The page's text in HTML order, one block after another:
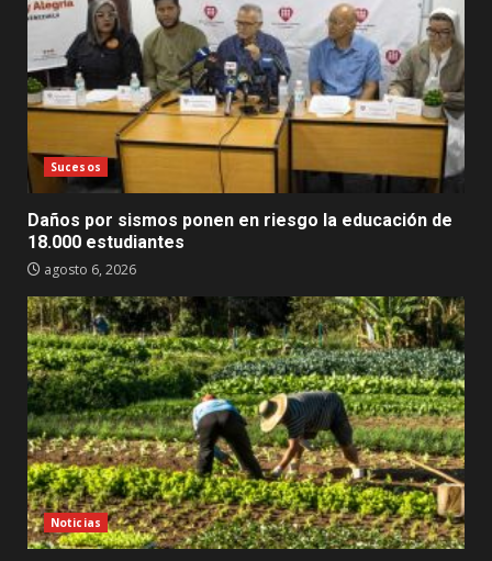
Sucesos
Daños por sismos ponen en riesgo la educación de
18.000 estudiantes
agosto 6, 2026
Noticias